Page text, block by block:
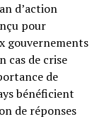
d’action
pour
gouvernements
cas de crise
de
bénéficient
de réponses